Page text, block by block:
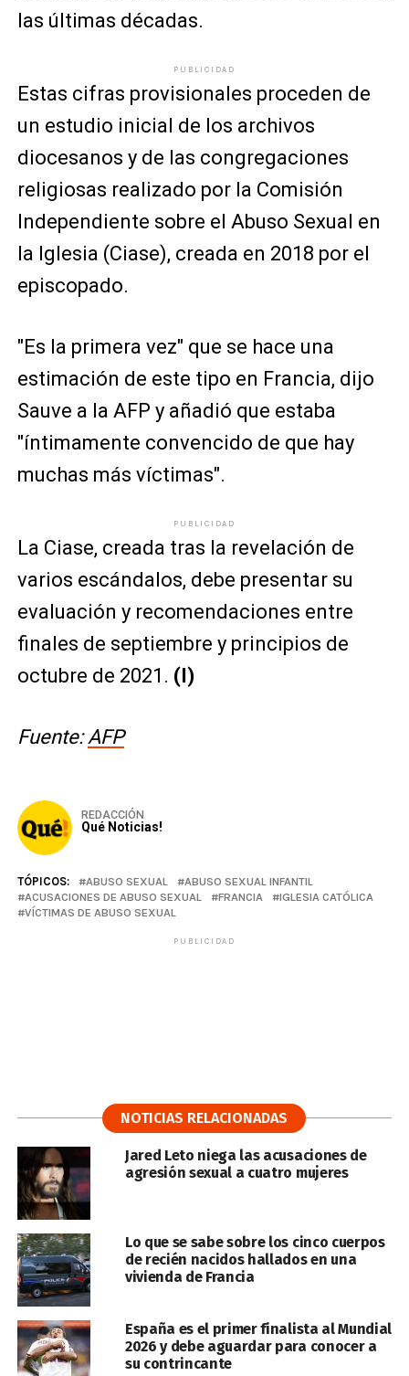
las últimas décadas.
PUBLICIDAD
Estas cifras provisionales proceden de
un estudio inicial de los archivos
diocesanos y de las congregaciones
religiosas realizado por la Comisión
Independiente sobre el Abuso Sexual en
la Iglesia (Ciase), creada en 2018 por el
episcopado.
"Es la primera vez" que se hace una
estimación de este tipo en Francia, dijo
Sauve a la AFP y añadió que estaba
"íntimamente convencido de que hay
muchas más víctimas".
PUBLICIDAD
La Ciase, creada tras la revelación de
varios escándalos, debe presentar su
evaluación y recomendaciones entre
finales de septiembre y principios de
octubre de 2021. (I)
Fuente:AFP
REDACCIÓN
Qué Noticias!
TÓPICOS: ABUSO SEXUAL
ABUSO SEXUAL INFANTIL
ACUSACIONES DE ABUSO SEXUAL
FRANCIA
IGLESIA CATÓLICA
VÍCTIMAS DE ABUSO SEXUAL
PUBLICIDAD
NOTICIAS RELACIONADAS
Jared Leto niega las acusaciones de
agresión sexual a cuatro mujeres
Lo que se sabe sobre los cinco cuerpos
de recién nacidos hallados en una
vivienda de Francia
España es el primer finalista al Mundial
2026 y debe aguardar para conocer a
su contrincante